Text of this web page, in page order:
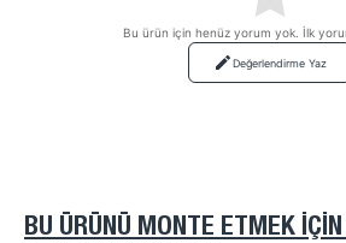
Bu ürün için henüz yorum yok. İlk
Değerlendirme Yaz
BU ÜRÜNÜ MONTE ETMEK